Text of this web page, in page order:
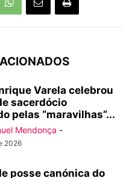
Varela celebrou
sacerdócio
pelas “maravilhas”...
Mendonça -
2026
posse canónica do